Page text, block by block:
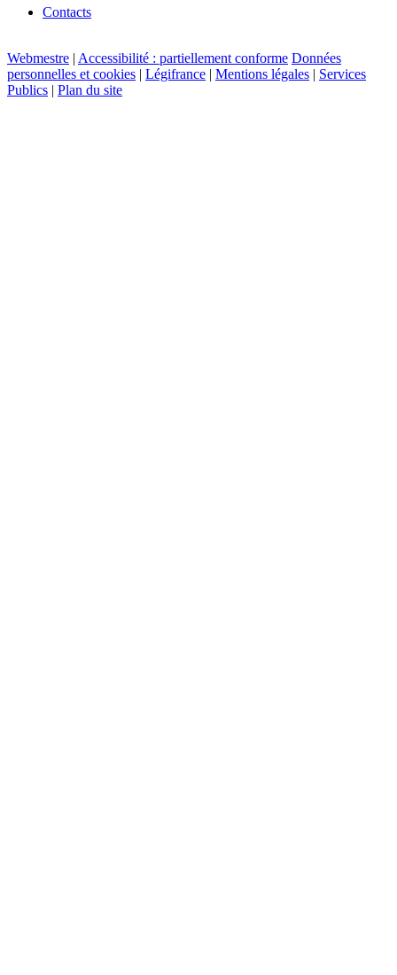
Contacts
Webmestre | Accessibilité : partiellement conforme Données
personnelles et cookies | Légifrance | Mentions légales | Services
Publics | Plan du site